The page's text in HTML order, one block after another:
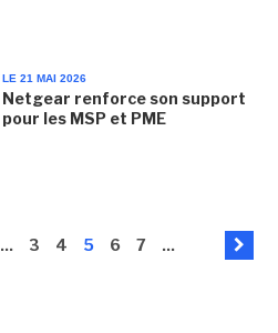
LE 21 MAI 2026
Netgear renforce son support
pour les MSP et PME
... 3 4 5 6 7 ...